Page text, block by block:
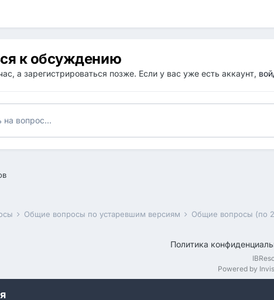
к обсуждению
а зарегистрироваться позже. Если у вас уже есть аккаунт,
на вопрос...
Общие вопросы по устаревшим версиям Общие вопросы (по
Политика
Powered by